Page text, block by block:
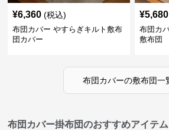
¥6,360 (税込)
布団カバー やすらぎキルト敷布
団カバー
¥5,680
布団カ
敷布団
布団カバーの敷布団一
布団カバー掛布団のおすすめアイテム